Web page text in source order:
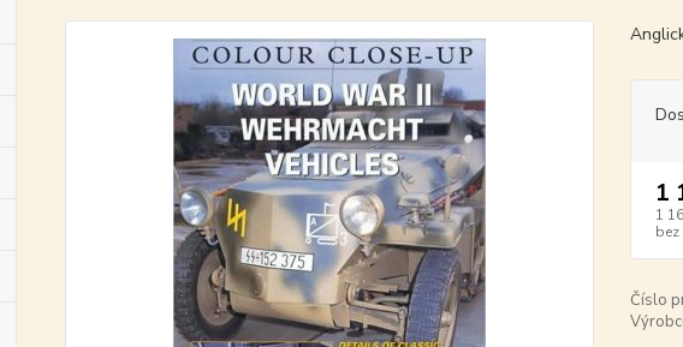
1
1
bez
Číslo